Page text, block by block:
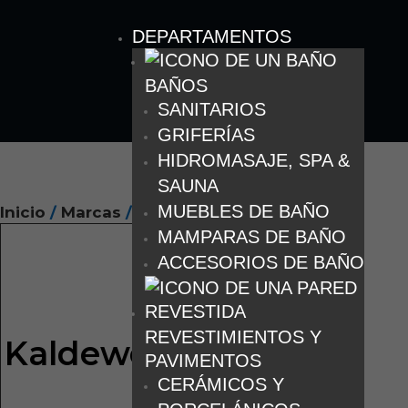
DEPARTAMENTOS
BAÑOS
SANITARIOS
GRIFERÍAS
HIDROMASAJE, SPA &
SAUNA
MUEBLES DE BAÑO
MAMPARAS DE BAÑO
ACCESORIOS DE BAÑO
REVESTIMIENTOS Y
PAVIMENTOS
CERÁMICOS Y
Inicio / Marcas / Kaldewei
Kaldewei